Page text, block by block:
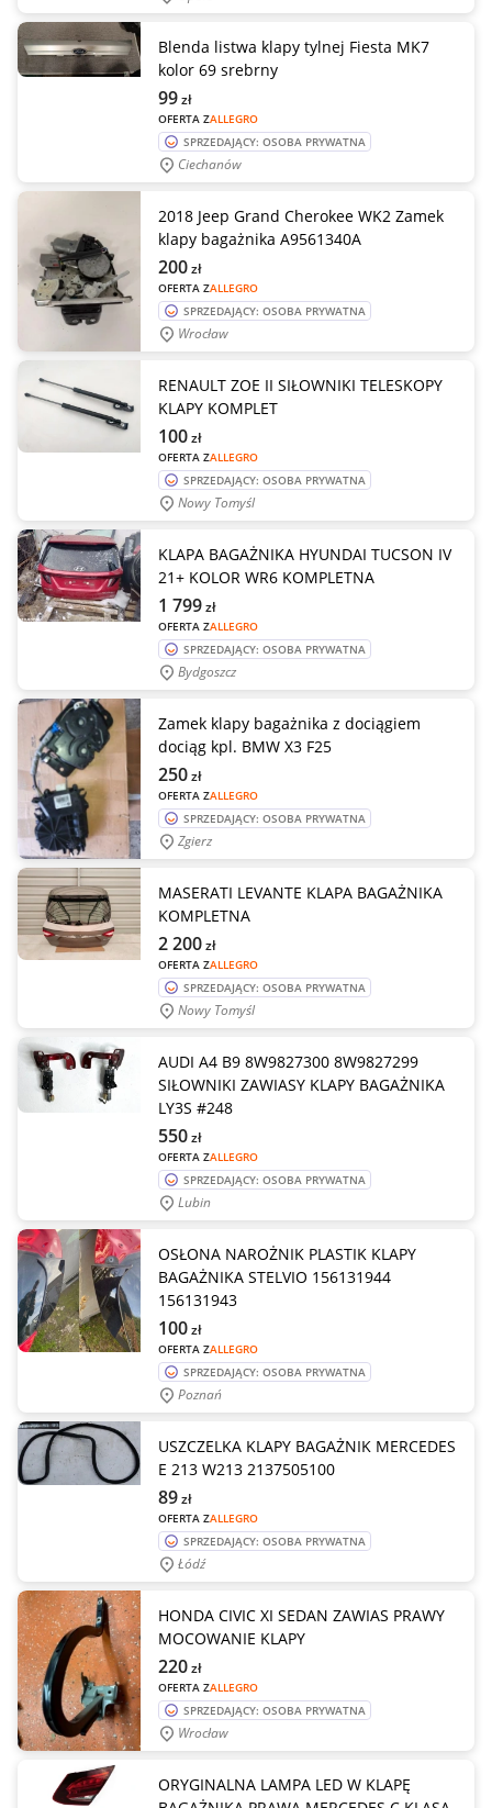
Blenda listwa klapy tylnej Fiesta MK7
kolor 69 srebrny
OFERTA ZALLEGRO
99zł
SPRZEDAJĄCY: OSOBA PRYWATNA
Ciechanów
2018 Jeep Grand Cherokee WK2 Zamek
klapy bagażnika A9561340A
OFERTA ZALLEGRO
200zł
SPRZEDAJĄCY: OSOBA PRYWATNA
Wrocław
RENAULT ZOE II SIŁOWNIKI TELESKOPY
KLAPY KOMPLET
OFERTA ZALLEGRO
100zł
SPRZEDAJĄCY: OSOBA PRYWATNA
Nowy Tomyśl
KLAPA BAGAŻNIKA HYUNDAI TUCSON IV
21+ KOLOR WR6 KOMPLETNA
OFERTA ZALLEGRO
1 799zł
SPRZEDAJĄCY: OSOBA PRYWATNA
Bydgoszcz
Zamek klapy bagażnika z dociągiem
dociąg kpl. BMW X3 F25
OFERTA ZALLEGRO
250zł
SPRZEDAJĄCY: OSOBA PRYWATNA
Zgierz
MASERATI LEVANTE KLAPA BAGAŻNIKA
KOMPLETNA
OFERTA ZALLEGRO
2 200zł
SPRZEDAJĄCY: OSOBA PRYWATNA
Nowy Tomyśl
AUDI A4 B9 8W9827300 8W9827299
SIŁOWNIKI ZAWIASY KLAPY BAGAŻNIKA
LY3S #248
OFERTA ZALLEGRO
550zł
SPRZEDAJĄCY: OSOBA PRYWATNA
Lubin
OSŁONA NAROŻNIK PLASTIK KLAPY
BAGAŻNIKA STELVIO 156131944
156131943
OFERTA ZALLEGRO
100zł
SPRZEDAJĄCY: OSOBA PRYWATNA
Poznań
USZCZELKA KLAPY BAGAŻNIK MERCEDES
E 213 W213 2137505100
OFERTA ZALLEGRO
89zł
SPRZEDAJĄCY: OSOBA PRYWATNA
Łódź
HONDA CIVIC XI SEDAN ZAWIAS PRAWY
MOCOWANIE KLAPY
OFERTA ZALLEGRO
220zł
SPRZEDAJĄCY: OSOBA PRYWATNA
Wrocław
ORYGINALNA LAMPA LED W KLAPĘ